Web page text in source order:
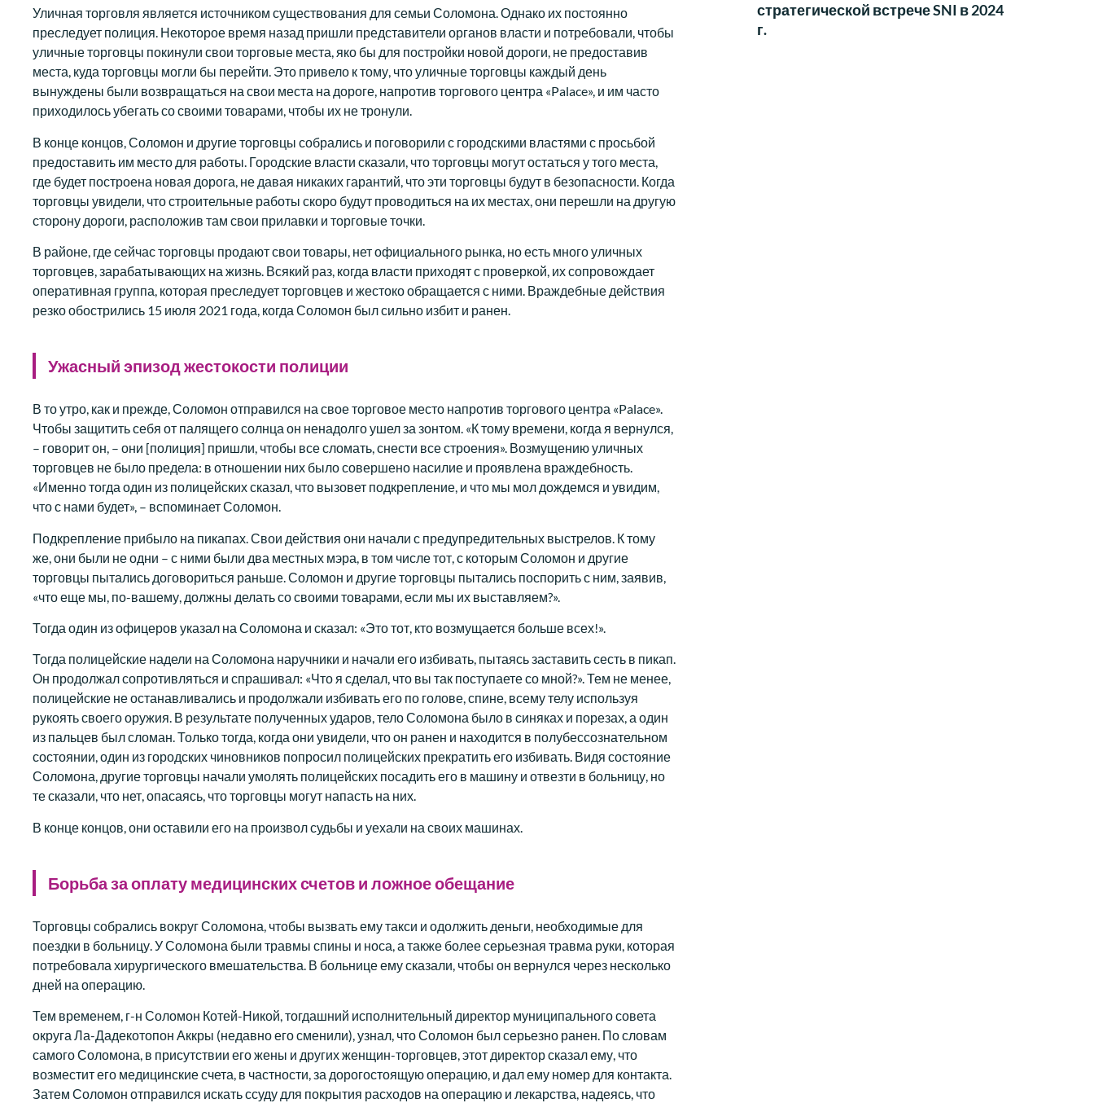
Уличная торговля является источником существования для семьи Соломона. Однако их постоянно
преследует полиция. Некоторое время назад пришли представители органов власти и потребовали, чтобы
уличные торговцы покинули свои торговые места, яко бы для постройки новой дороги, не предоставив
места, куда торговцы могли бы перейти. Это привело к тому, что уличные торговцы каждый день
вынуждены были возвращаться на свои места на дороге, напротив торгового центра «Palace», и им часто
приходилось убегать со своими товарами, чтобы их не тронули.
В конце концов, Соломон и другие торговцы собрались и поговорили с городскими властями с просьбой
предоставить им место для работы. Городские власти сказали, что торговцы могут остаться у того места,
где будет построена новая дорога, не давая никаких гарантий, что эти торговцы будут в безопасности. Когда
торговцы увидели, что строительные работы скоро будут проводиться на их местах, они перешли на другую
сторону дороги, расположив там свои прилавки и торговые точки.
В районе, где сейчас торговцы продают свои товары, нет официального рынка, но есть много уличных
торговцев, зарабатывающих на жизнь. Всякий раз, когда власти приходят с проверкой, их сопровождает
оперативная группа, которая преследует торговцев и жестоко обращается с ними. Враждебные действия
резко обострились 15 июля 2021 года, когда Соломон был сильно избит и ранен.
Ужасный эпизод жестокости полиции
В то утро, как и прежде, Соломон отправился на свое торговое место напротив торгового центра «Palace».
Чтобы защитить себя от палящего солнца он ненадолго ушел за зонтом. «К тому времени, когда я вернулся,
– говорит он, – они [полиция] пришли, чтобы все сломать, снести все строения». Возмущению уличных
торговцев не было предела: в отношении них было совершено насилие и проявлена враждебность.
«Именно тогда один из полицейских сказал, что вызовет подкрепление, и что мы мол дождемся и увидим,
что с нами будет», – вспоминает Соломон.
Подкрепление прибыло на пикапах. Свои действия они начали с предупредительных выстрелов. К тому
же, они были не одни – с ними были два местных мэра, в том числе тот, с которым Соломон и другие
торговцы пытались договориться раньше. Соломон и другие торговцы пытались поспорить с ним, заявив,
«что еще мы, по-вашему, должны делать со своими товарами, если мы их выставляем?».
Тогда один из офицеров указал на Соломона и сказал: «Это тот, кто возмущается больше всех!».
Тогда полицейские надели на Соломона наручники и начали его избивать, пытаясь заставить сесть в пикап.
Он продолжал сопротивляться и спрашивал: «Что я сделал, что вы так поступаете со мной?». Тем не менее,
полицейские не останавливались и продолжали избивать его по голове, спине, всему телу используя
рукоять своего оружия. В результате полученных ударов, тело Соломона было в синяках и порезах, а один
из пальцев был сломан. Только тогда, когда они увидели, что он ранен и находится в полубессознательном
состоянии, один из городских чиновников попросил полицейских прекратить его избивать. Видя состояние
Соломона, другие торговцы начали умолять полицейских посадить его в машину и отвезти в больницу, но
те сказали, что нет, опасаясь, что торговцы могут напасть на них.
В конце концов, они оставили его на произвол судьбы и уехали на своих машинах.
Борьба за оплату медицинских счетов и ложное обещание
Торговцы собрались вокруг Соломона, чтобы вызвать ему такси и одолжить деньги, необходимые для
поездки в больницу. У Соломона были травмы спины и носа, а также более серьезная травма руки, которая
потребовала хирургического вмешательства. В больнице ему сказали, чтобы он вернулся через несколько
дней на операцию.
Тем временем, г-н Соломон Котей-Никой, тогдашний исполнительный директор муниципального совета
округа Ла-Дадекотопон Аккры (недавно его сменили), узнал, что Соломон был серьезно ранен. По словам
самого Соломона, в присутствии его жены и других женщин-торговцев, этот директор сказал ему, что
возместит его медицинские счета, в частности, за дорогостоящую операцию, и дал ему номер для контакта.
Затем Соломон отправился искать ссуду для покрытия расходов на операцию и лекарства, надеясь, что
стратегической встрече SNI в 2024
г.